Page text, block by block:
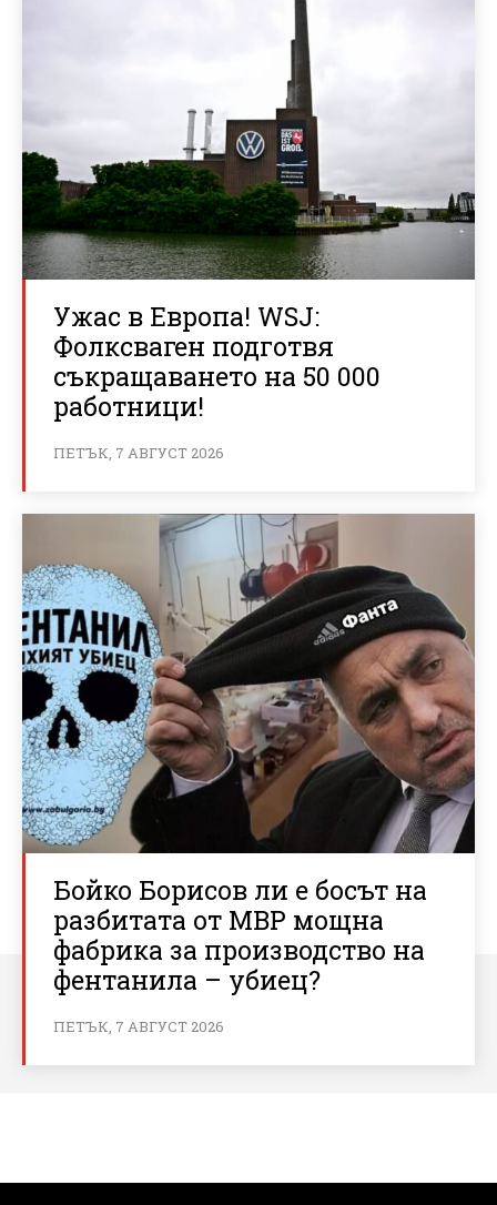
Ужас в Европа! WSJ:
Фолксваген подготвя
съкращаването на 50 000
работници!
ПЕТЪК, 7 АВГУСТ 2026
Бойко Борисов ли е босът на
разбитата от МВР мощна
фабрика за производство на
фентанила – убиец?
ПЕТЪК, 7 АВГУСТ 2026